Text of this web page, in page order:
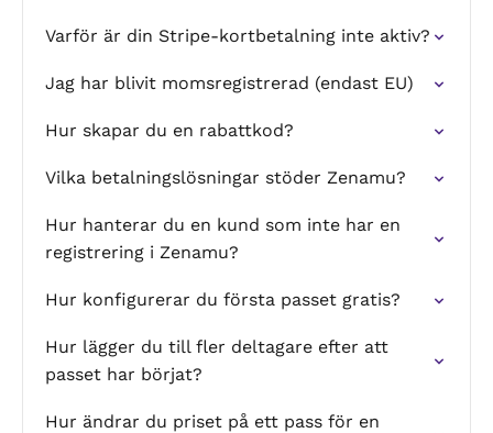
Varför är din Stripe-kortbetalning inte aktiv?
Jag har blivit momsregistrerad (endast EU)
Hur skapar du en rabattkod?
Vilka betalningslösningar stöder Zenamu?
Hur hanterar du en kund som inte har en
registrering i Zenamu?
Hur konfigurerar du första passet gratis?
Hur lägger du till fler deltagare efter att
passet har börjat?
Hur ändrar du priset på ett pass för en